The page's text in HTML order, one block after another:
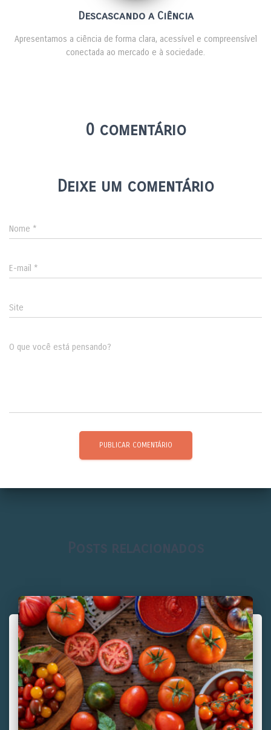
Descascando a Ciência
Apresentamos a ciência de forma clara, acessível e compreensível
conectada ao mercado e à sociedade.
0 comentário
Deixe um comentário
Nome *
E-mail *
Site
O que você está pensando?